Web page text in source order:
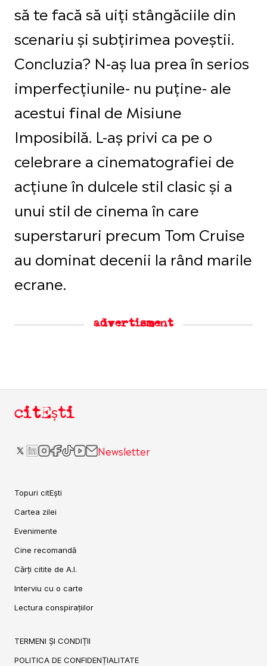
să te facă să uiți stângăciile din
scenariu și subțirimea poveștii.
Concluzia? N-aș lua prea în serios
imperfecțiunile- nu puține- ale
acestui final de Misiune
Imposibilă. L-aș privi ca pe o
celebrare a cinematografiei de
acțiune în dulcele stil clasic și a
unui stil de cinema în care
superstaruri precum Tom Cruise
au dominat decenii la rând marile
ecrane.
advertisment
citEști
Newsletter
Topuri citEști
Cartea zilei
Evenimente
Cine recomandă
Cărți citite de A.I.
Interviu cu o carte
Lectura conspirațiilor
TERMENI ȘI CONDIȚII
POLITICA DE CONFIDENȚIALITATE